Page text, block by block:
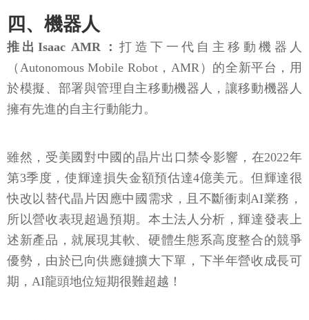
四、機器人
推出Isaac AMR：打造下一代自主移動機器人
（Autonomous Mobile Robot，AMR）的全新平台，用
於模擬、部署與管理自主移動機器人，讓移動機器人
擁有先進的自主行動能力。
雖然，受美國對中國的晶片出口禁令影響，在2022年
第3季度，使輝達損失金額預估達4億美元。但輝達很
快改以替代晶片因應中國需求，且不斷衝刺AI業務，
所以營收表現超過預期。本土法人分析，輝達發表上
述新產品，就展現其軟、硬體生態系高度整合的競爭
優勢，由於已向供應鏈擴大下單，下半年營收成長可
期，AI龍頭地位短期很難超越！